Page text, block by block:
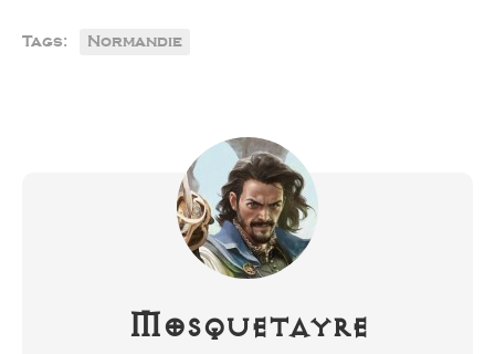
Tags: Normandie
Mosquetayre